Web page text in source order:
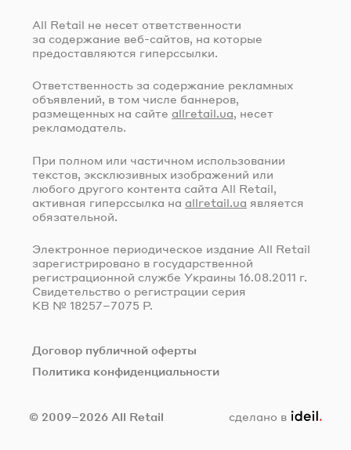
All Retail не несет ответственности
за содержание веб-сайтов, на которые
предоставляются гиперссылки.
Ответственность за содержание рекламных
объявлений, в том числе баннеров,
размещенных на сайте allretail.ua, несет
рекламодатель.
При полном или частичном использовании
текстов, эксклюзивных изображений или
любого другого контента сайта All Retail,
активная гиперссылка на allretail.ua является
обязательной.
Электронное периодическое издание All Retail
зарегистрировано в государственной
регистрационной службе Украины 16.08.2011 г.
Свидетельство о регистрации серия
КВ № 18257–7075 Р.
Договор публичной оферты
Политика конфиденциальности
© 2009–2026 All Retail сделано в ideil.